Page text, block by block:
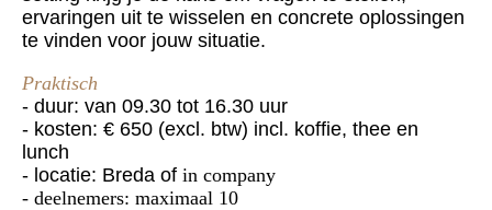
ervaringen uit te wisselen en concrete oplossingen
te vinden voor jouw situatie.
Praktisch
- duur: van 09.30 tot 16.30 uur
- kosten: € 650 (excl. btw) incl. koffie, thee en
lunch
- locatie: Breda of in company
- deelnemers: maximaal 10